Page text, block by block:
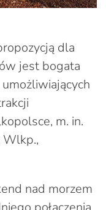
dla
jest bogata
m. in.
Wlkp.,
nad morzem